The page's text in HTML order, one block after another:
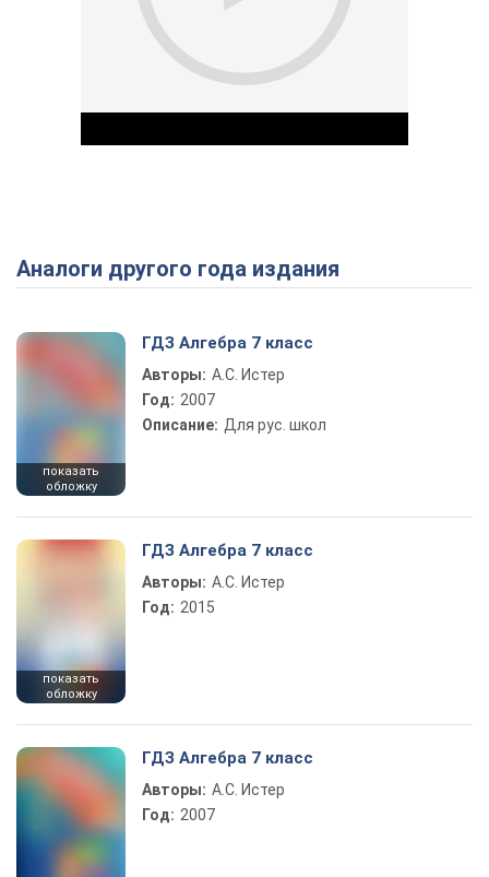
Play Video
Аналоги другого года издания
показать
обложку
ГДЗ Алгебра 7 класс
Авторы: А.С. Истер
Год: 2007
Описание: Для рус. школ
показать
обложку
ГДЗ Алгебра 7 класс
Авторы: А.С. Истер
Год: 2015
ГДЗ Алгебра 7 класс
Авторы: А.С. Истер
Год: 2007